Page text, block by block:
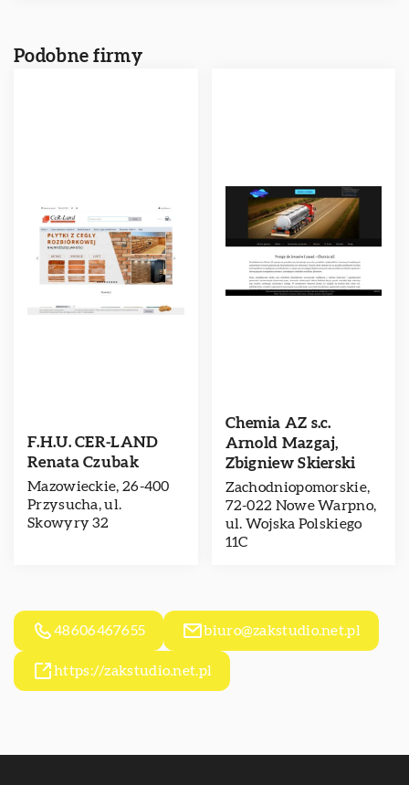
Podobne firmy
F.H.U. CER-LAND
Renata Czubak
Mazowieckie, 26-400
Przysucha, ul.
Skowyry 32
Chemia AZ s.c.
Arnold Mazgaj,
Zbigniew Skierski
Zachodniopomorskie,
72-022 Nowe Warpno,
ul. Wojska Polskiego
11C
48606467655 biuro@zakstudio.net.pl
https://zakstudio.net.pl